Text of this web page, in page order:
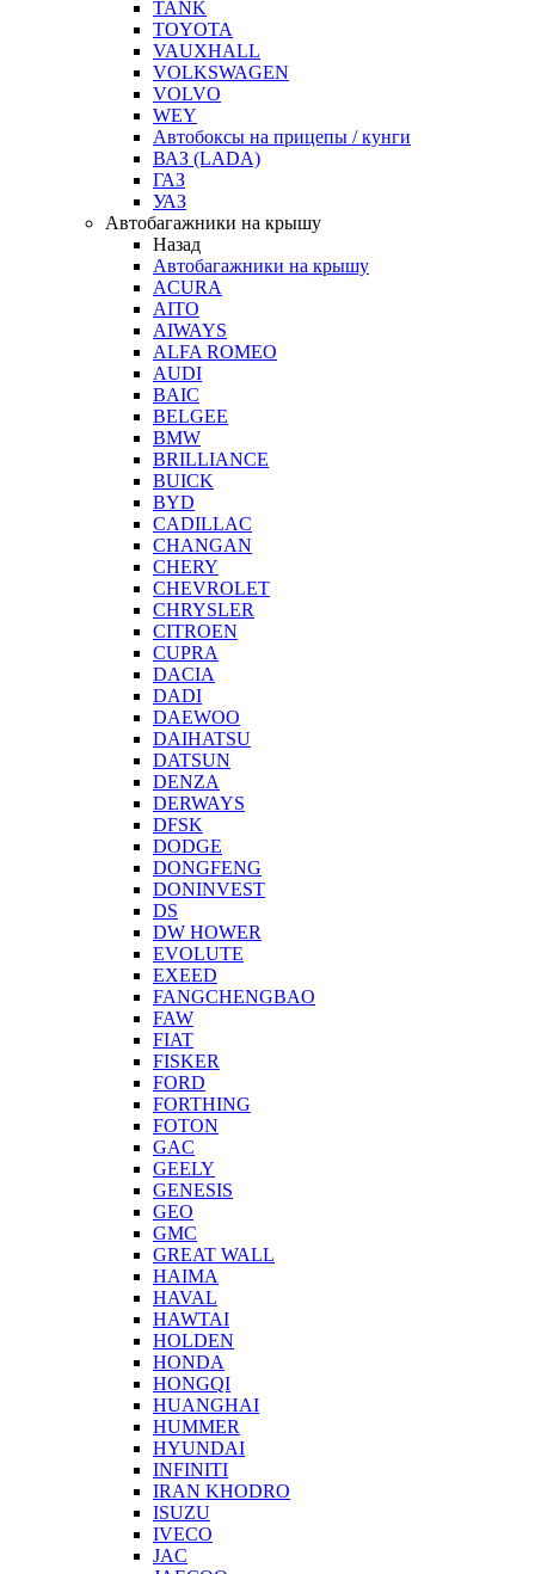
TANK
TOYOTA
VAUXHALL
VOLKSWAGEN
VOLVO
WEY
Автобоксы на прицепы / кунги
ВАЗ (LADA)
ГАЗ
УАЗ
Автобагажники на крышу
Назад
Автобагажники на крышу
ACURA
AITO
AIWAYS
ALFA ROMEO
AUDI
BAIC
BELGEE
BMW
BRILLIANCE
BUICK
BYD
CADILLAC
CHANGAN
CHERY
CHEVROLET
CHRYSLER
CITROEN
CUPRA
DACIA
DADI
DAEWOO
DAIHATSU
DATSUN
DENZA
DERWAYS
DFSK
DODGE
DONGFENG
DONINVEST
DS
DW HOWER
EVOLUTE
EXEED
FANGCHENGBAO
FAW
FIAT
FISKER
FORD
FORTHING
FOTON
GAC
GEELY
GENESIS
GEO
GMC
GREAT WALL
HAIMA
HAVAL
HAWTAI
HOLDEN
HONDA
HONGQI
HUANGHAI
HUMMER
HYUNDAI
INFINITI
IRAN KHODRO
ISUZU
IVECO
JAC